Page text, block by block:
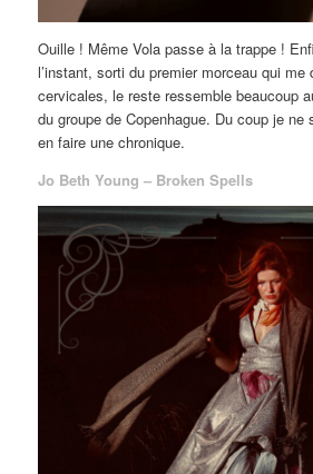
Ouille ! Même Vola passe à la trappe !
l’instant, sorti du premier morceau qui me
cervicales, le reste ressemble beaucoup
du groupe de Copenhague. Du coup je
en faire une chronique.
Jo Beth Young – Broken Spells